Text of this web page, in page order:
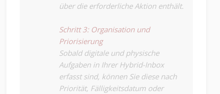
über die erforderliche Aktion enthält.
Schritt 3: Organisation und
Priorisierung
Sobald digitale und physische
Aufgaben in Ihrer Hybrid-Inbox
erfasst sind, können Sie diese nach
Priorität, Fälligkeitsdatum oder